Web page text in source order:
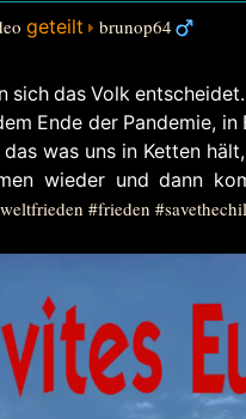
geteilt brunop64
sich das Volk
Ende der Pandemie,
was uns in Ketten
wieder und dann
#frieden